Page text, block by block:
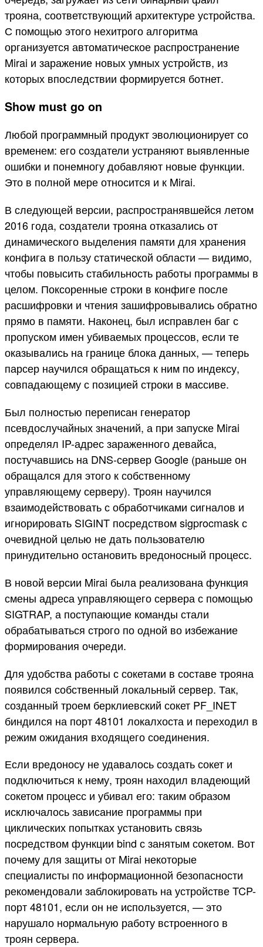
трояна, соответствующий архитектуре устройства.
С помощью этого нехитрого алгоритма
организуется автоматическое распространение
Mirai и заражение новых умных устройств, из
которых впоследствии формируется ботнет.
Show must go on
Любой программный продукт эволюционирует со
временем: его создатели устраняют выявленные
ошибки и понемногу добавляют новые функции.
Это в полной мере относится и к Mirai.
В следующей версии, распространявшейся летом
2016 года, создатели трояна отказались от
динамического выделения памяти для хранения
конфига в пользу статической области — видимо,
чтобы повысить стабильность работы программы в
целом. Поксоренные строки в конфиге после
расшифровки и чтения зашифровывались обратно
прямо в памяти. Наконец, был исправлен баг с
пропуском имен убиваемых процессов, если те
оказывались на границе блока данных, — теперь
парсер научился обращаться к ним по индексу,
совпадающему с позицией строки в массиве.
Был полностью переписан генератор
псевдослучайных значений, а при запуске Mirai
определял IP-адрес зараженного девайса,
постучавшись на DNS-сервер Google (раньше он
обращался для этого к собственному
управляющему серверу). Троян научился
взаимодействовать с обработчиками сигналов и
игнорировать SIGINT посредством sigprocmask с
очевидной целью не дать пользователю
принудительно остановить вредоносный процесс.
В новой версии Mirai была реализована функция
смены адреса управляющего сервера с помощью
SIGTRAP, а поступающие команды стали
обрабатываться строго по одной во избежание
формирования очереди.
Для удобства работы с сокетами в составе трояна
появился собственный локальный сервер. Так,
созданный троем берклиевский сокет PF_INET
биндился на порт 48101 локалхоста и переходил в
режим ожидания входящего соединения.
Если вредоносу не удавалось создать сокет и
подключиться к нему, троян находил владеющий
сокетом процесс и убивал его: таким образом
исключалось зависание программы при
циклических попытках установить связь
посредством функции bind с занятым сокетом. Вот
почему для защиты от Mirai некоторые
специалисты по информационной безопасности
рекомендовали заблокировать на устройстве TCP-
порт 48101, если он не используется, — это
нарушало нормальную работу встроенного в
троян сервера.